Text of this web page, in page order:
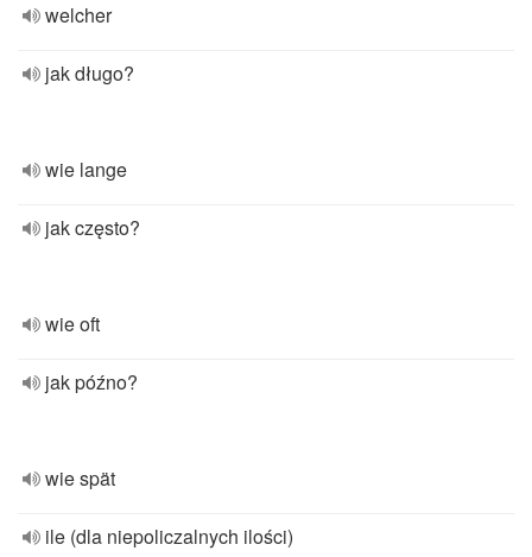
welcher
jak długo?
wie lange
jak często?
wie oft
jak późno?
wie spät
ile (dla niepoliczalnych ilości)